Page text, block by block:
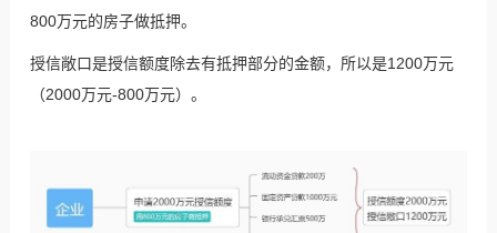
800万元的房子做抵押。
授信敞口是授信额度除去有抵押部分的金额，所以是1200万元
（2000万元-800万元）。